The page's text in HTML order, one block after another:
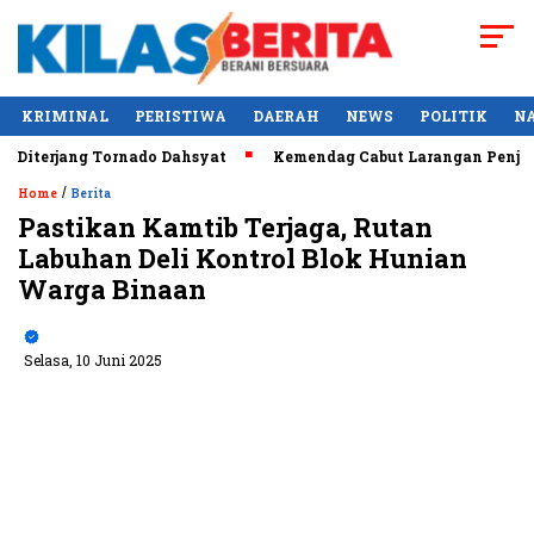
KRIMINAL PERISTIWA DAERAH NEWS POLITIK
Tornado Dahsyat Kemendag Cabut Larangan
Home / Berita
Pastikan Kamtib Terjaga, Rutan
Labuhan Deli Kontrol Blok Hunian
Warga Binaan
Selasa, 10 Juni 2025